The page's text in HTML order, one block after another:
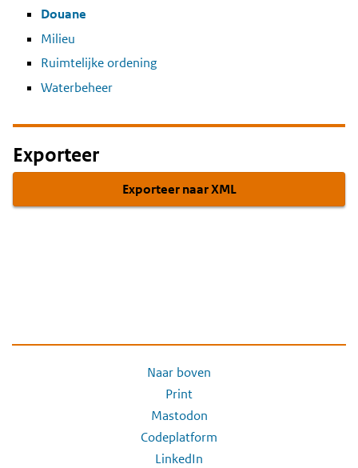
Douane
Milieu
Ruimtelijke ordening
Waterbeheer
Exporteer
Exporteer naar XML
Naar boven
Print
Mastodon
Codeplatform
LinkedIn